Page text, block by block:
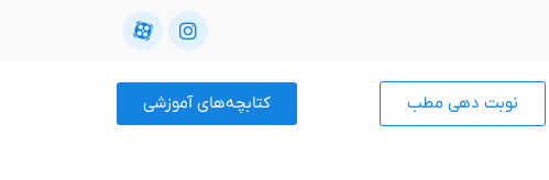
نوبت دهی مطب کتابچه‌های آموزشی